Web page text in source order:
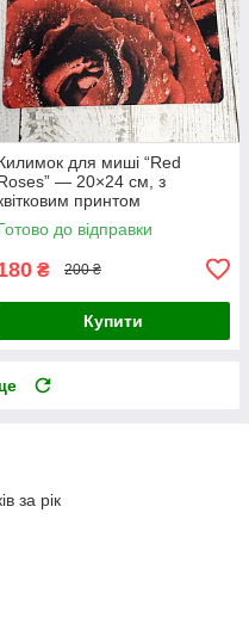
для миші “Red
— 20×24 см, з
принтом
до відправки
₴ 200 ₴
Купити
за рік